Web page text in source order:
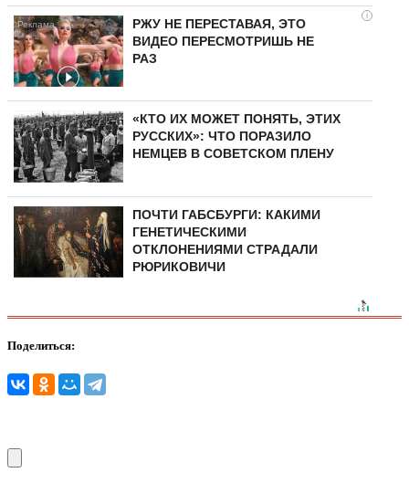
i
РЖУ НЕ ПЕРЕСТАВАЯ, ЭТО
ВИДЕО ПЕРЕСМОТРИШЬ НЕ
РАЗ
«КТО ИХ МОЖЕТ ПОНЯТЬ, ЭТИХ
РУССКИХ»: ЧТО ПОРАЗИЛО
НЕМЦЕВ В СОВЕТСКОМ ПЛЕНУ
ПОЧТИ ГАБСБУРГИ: КАКИМИ
ГЕНЕТИЧЕСКИМИ
ОТКЛОНЕНИЯМИ СТРАДАЛИ
РЮРИКОВИЧИ
Поделиться: